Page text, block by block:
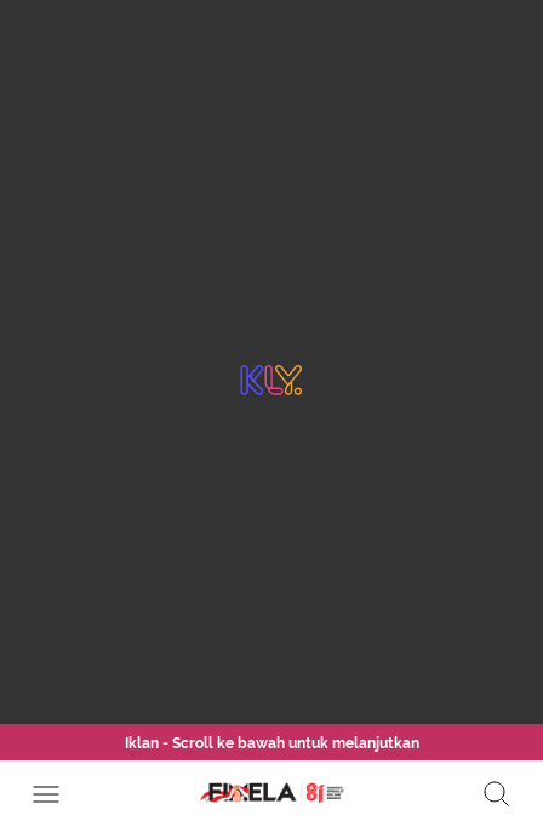
Iklan - Scroll ke bawah untuk melanjutkan